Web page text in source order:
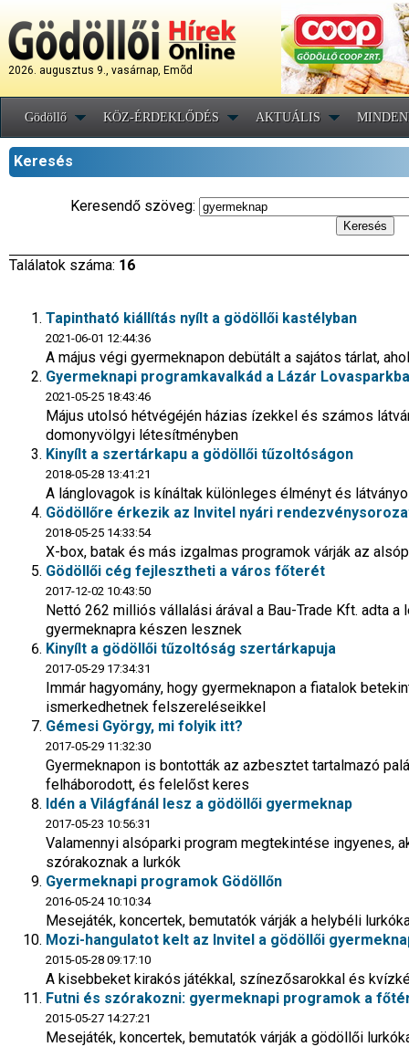
2026. augusztus 9., vasárnap, Emõd
Gödöllő KÖZ-ÉRDEKLŐDÉS AKTUÁLIS
Keresés
Keresendő szöveg:
Találatok száma: 16
Tapintható kiállítás nyílt a gödöllői kastélyban
2021-06-01 12:44:36
A május végi gyermeknapon debütált a sajátos tárlat,
Gyermeknapi programkavalkád a Lázár
2021-05-25 18:43:46
Május utolsó hétvégéjén házias ízekkel és számos
domonyvölgyi létesítményben
Kinyílt a szertárkapu a gödöllői tűzoltóságon
2018-05-28 13:41:21
A lánglovagok is kínáltak különleges élményt és
Gödöllőre érkezik az Invitel nyári
2018-05-25 14:33:54
X-box, batak és más izgalmas programok várják az
Gödöllői cég fejlesztheti a város főterét
2017-12-02 10:43:50
Nettó 262 milliós vállalási árával a Bau-Trade Kft. adta a
gyermeknapra készen lesznek
Kinyílt a gödöllői tűzoltóság szertárkapuja
2017-05-29 17:34:31
Immár hagyomány, hogy gyermeknapon a fiatalok
ismerkedhetnek felszereléseikkel
Gémesi György, mi folyik itt?
2017-05-29 11:32:30
Gyermeknapon is bontották az azbesztet tartalmazó
felháborodott, és felelőst keres
Idén a Világfánál lesz a gödöllői gyermeknap
2017-05-23 10:56:31
Valamennyi alsóparki program megtekintése ingyenes,
szórakoznak a lurkók
Gyermeknapi programok Gödöllőn
2016-05-24 10:10:34
Mesejáték, koncertek, bemutatók várják a helybéli
Mozi-hangulatot kelt az Invitel a gödöllői
2015-05-28 09:17:10
A kisebbeket kirakós játékkal, színezősarokkal és
Futni és szórakozni: gyermeknapi programok a
2015-05-27 14:27:21
Mesejáték, koncertek, bemutatók várják a gödöllői